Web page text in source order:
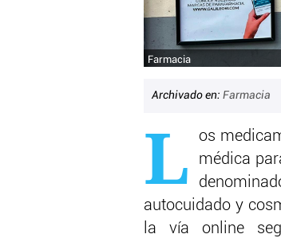
Farmacia
Archivado en: Farmacia
L
os
médica
autocuidado y
la vía online